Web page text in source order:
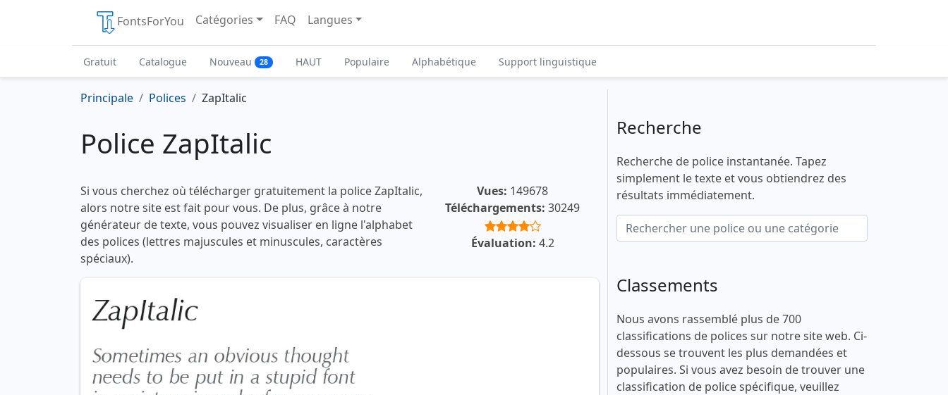
FontsForYou Catégories FAQ Langues
Gratuit Catalogue Nouveau 28 HAUT Populaire Alphabétique Support linguistique
Principale Polices ZapItalic
Police ZapItalic
Si vous cherchez où télécharger gratuitement la police ZapItalic,
alors notre site est fait pour vous. De plus, grâce à notre
générateur de texte, vous pouvez visualiser en ligne l'alphabet
des polices (lettres majuscules et minuscules, caractères
spéciaux).
Vues: 149678
Téléchargements: 30249
Évaluation: 4.2
Recherche
Recherche de police instantanée. Tapez
simplement le texte et vous obtiendrez des
résultats immédiatement.
Classements
Nous avons rassemblé plus de 700
classifications de polices sur notre site web. Ci-
dessous se trouvent les plus demandées et
populaires. Si vous avez besoin de trouver une
classification de police spécifique, veuillez